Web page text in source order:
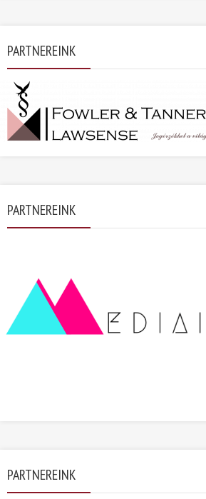
PARTNEREINK
PARTNEREINK
PARTNEREINK